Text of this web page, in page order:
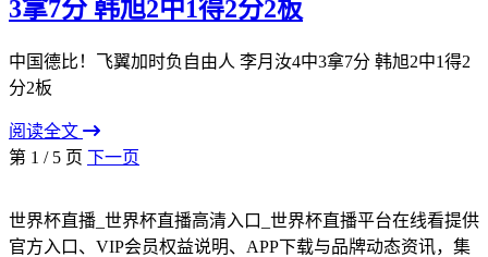
3拿7分 韩旭2中1得2分2板
中国德比！飞翼加时负自由人 李月汝4中3拿7分 韩旭2中1得2
分2板
阅读全文
第 1 / 5 页 下一页
世界杯直播_世界杯直播高清入口_世界杯直播平台在线看提供
官方入口、VIP会员权益说明、APP下载与品牌动态资讯，集